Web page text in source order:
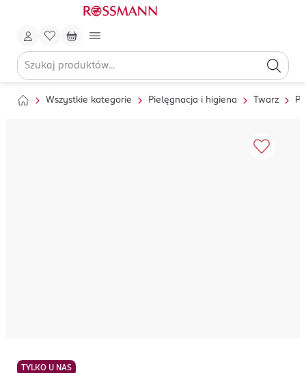
Wszystkie kategorie Pielęgnacja i higiena Twarz
TYLKO U NAS